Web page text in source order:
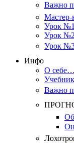
Важно
Мастер-
Урок
Урок
Урок №3
Инфо
О себе…
Важно